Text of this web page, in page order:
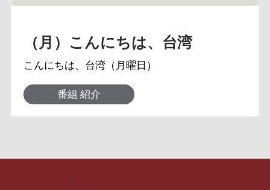
（月）こんにちは、台湾
こんにちは、台湾（月曜日）
番組 紹介